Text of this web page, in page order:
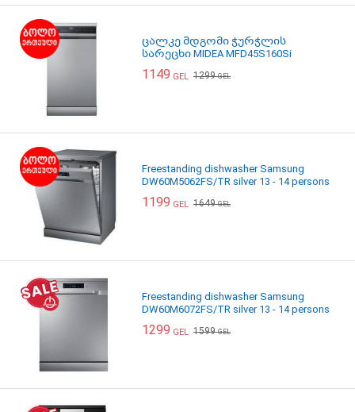
ცალკე მდგომი ჭურჭლის
სარეცხი MIDEA MFD45S160Si
1149 GEL 1299GEL
Freestanding dishwasher Samsung
DW60M5062FS/TR silver 13 - 14 persons
1199 GEL 1649GEL
Freestanding dishwasher Samsung
DW60M6072FS/TR silver 13 - 14 persons
1299 GEL 1599GEL